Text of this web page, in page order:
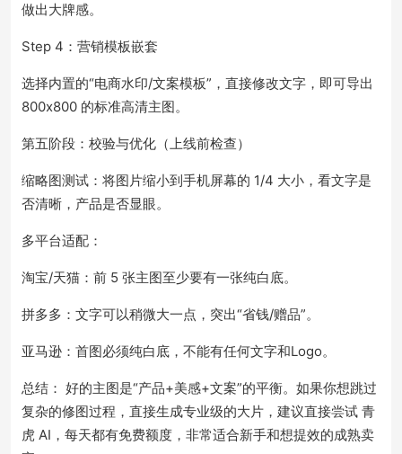
做出大牌感。
Step 4：营销模板嵌套
选择内置的“电商水印/文案模板”，直接修改文字，即可导出
800x800 的标准高清主图。
第五阶段：校验与优化（上线前检查）
缩略图测试：将图片缩小到手机屏幕的 1/4 大小，看文字是
否清晰，产品是否显眼。
多平台适配：
淘宝/天猫：前 5 张主图至少要有一张纯白底。
拼多多：文字可以稍微大一点，突出“省钱/赠品”。
亚马逊：首图必须纯白底，不能有任何文字和Logo。
总结： 好的主图是“产品+美感+文案”的平衡。如果你想跳过
复杂的修图过程，直接生成专业级的大片，建议直接尝试 青
虎 AI，每天都有免费额度，非常适合新手和想提效的成熟卖